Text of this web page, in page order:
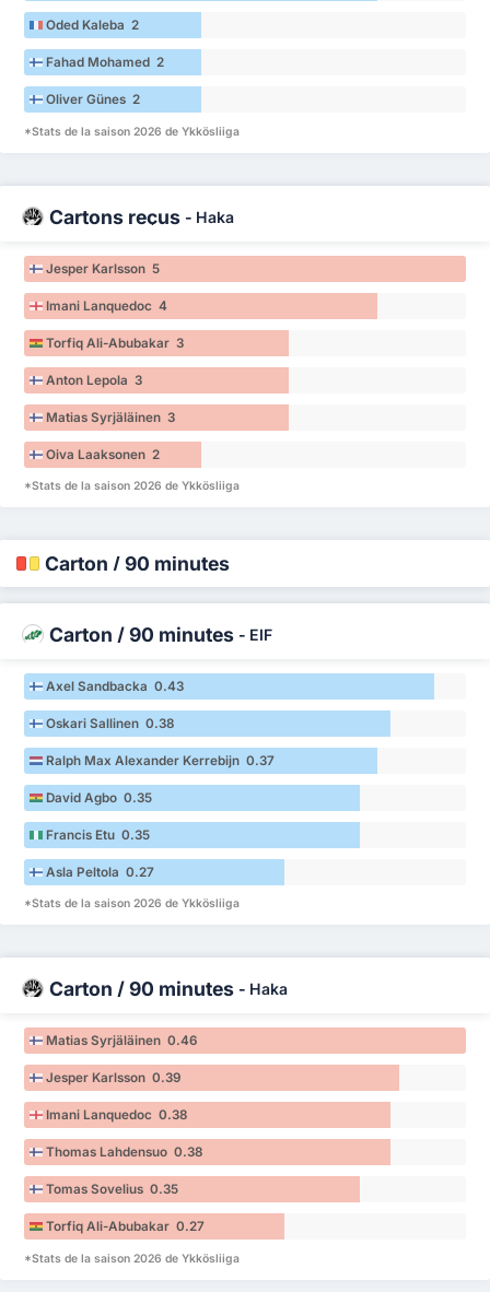
Oded Kaleba 2
Fahad Mohamed 2
Oliver Günes 2
*Stats de la saison 2026 de Ykkösliiga
Cartons reçus - Haka
Jesper Karlsson 5
Imani Lanquedoc 4
Torfiq Ali-Abubakar 3
Anton Lepola 3
Matias Syrjäläinen 3
Oiva Laaksonen 2
*Stats de la saison 2026 de Ykkösliiga
Carton / 90 minutes
Carton / 90 minutes - EIF
Axel Sandbacka 0.43
Oskari Sallinen 0.38
Ralph Max Alexander Kerrebijn 0.37
David Agbo 0.35
Francis Etu 0.35
Asla Peltola 0.27
*Stats de la saison 2026 de Ykkösliiga
Carton / 90 minutes - Haka
Matias Syrjäläinen 0.46
Jesper Karlsson 0.39
Imani Lanquedoc 0.38
Thomas Lahdensuo 0.38
Tomas Sovelius 0.35
Torfiq Ali-Abubakar 0.27
*Stats de la saison 2026 de Ykkösliiga